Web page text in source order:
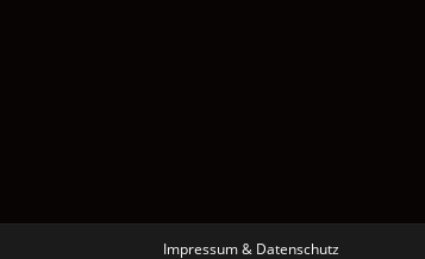
Impressum & Datenschutz